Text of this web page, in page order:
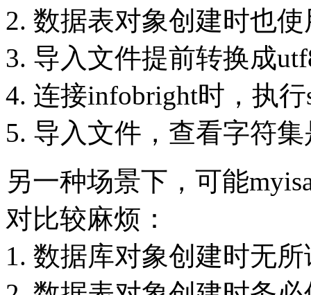
2. 数据表对象创建时也
3. 导入文件提前转换成
4. 连接infobright时，执行
5. 导入文件，查看字符
另一种场景下，可能
对比较麻烦：
1. 数据库对象创建时无